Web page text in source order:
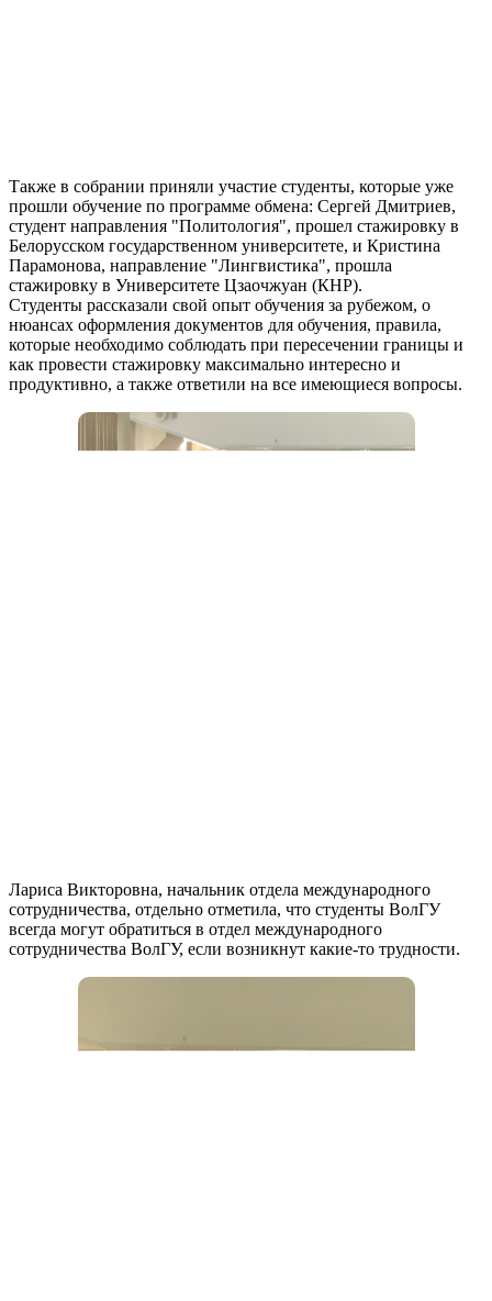
Также в собрании приняли участие студенты, которые уже
прошли обучение по программе обмена: Сергей Дмитриев,
студент направления "Политология", прошел стажировку в
Белорусском государственном университете, и Кристина
Парамонова, направление "Лингвистика", прошла
стажировку в Университете Цзаочжуан (КНР).
Студенты рассказали свой опыт обучения за рубежом, о
нюансах оформления документов для обучения, правила,
которые необходимо соблюдать при пересечении границы и
как провести стажировку максимально интересно и
продуктивно, а также ответили на все имеющиеся вопросы.
Лариса Викторовна, начальник отдела международного
сотрудничества, отдельно отметила, что студенты ВолГУ
всегда могут обратиться в отдел международного
сотрудничества ВолГУ, если возникнут какие-то трудности.